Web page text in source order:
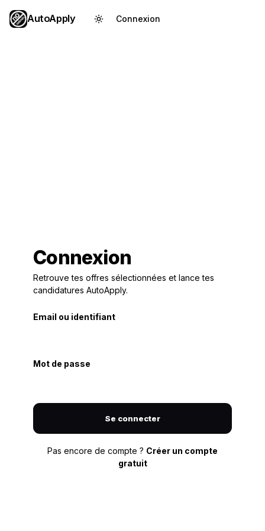
AutoApply Connexion
Connexion
Retrouve tes offres sélectionnées et lance tes
candidatures AutoApply.
Email ou identifiant
Mot de passe
Se connecter
Pas encore de compte ? Créer un compte
gratuit